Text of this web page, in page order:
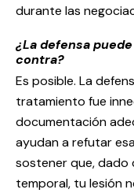
durante las
¿La defensa
contra?
Es posible. La
tratamiento fue
documentación
ayudan a refutar
sostener que, dado
temporal, tu lesión